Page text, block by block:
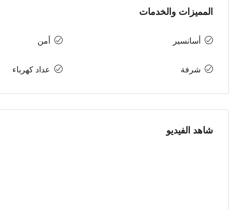
المميزات والخدمات
أسانسير أمن
شرفة عداد كهرباء
شاهد الفيديو